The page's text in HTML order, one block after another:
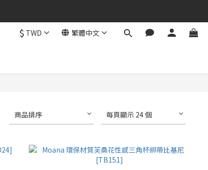
$ TWD 繁體中文
商品排序 每頁顯示 24 個